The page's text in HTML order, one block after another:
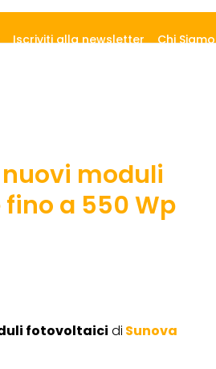
Iscriviti alla newsletter Chi Siamo
moduli
a 550 Wp
fotovoltaici di Sunova